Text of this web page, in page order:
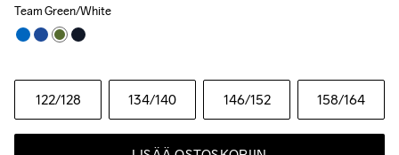
Team Green/White
122/128 134/140 146/152 158/164